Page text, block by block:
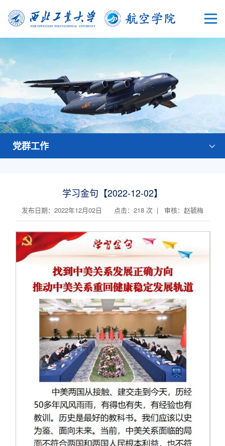
党群工作
学习金句【2022-12-02】
发布日期：2022年12月02日 点击： 218 次 | 审核：赵毓梅